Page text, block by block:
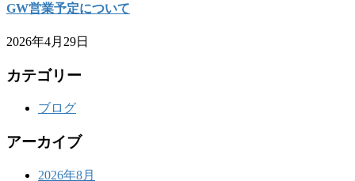
GW営業予定について
2026年4月29日
カテゴリー
ブログ
アーカイブ
2026年8月